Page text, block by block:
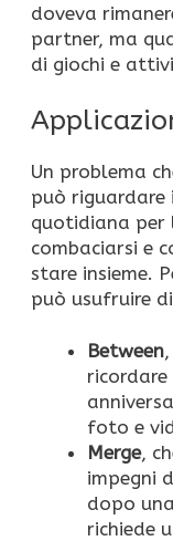
doveva
partner, ma
di giochi e
Un problema
può
quotidiana per
combaciarsi e
stare insieme.
può usufruire
Between
foto e
Merge,
impegni
dopo
richiede